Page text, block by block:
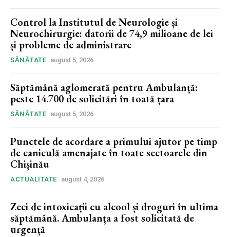
Control la Institutul de Neurologie și
Neurochirurgie: datorii de 74,9 milioane de lei
și probleme de administrare
SĂNĂTATE august 5, 2026
Săptămână aglomerată pentru Ambulanță:
peste 14.700 de solicitări în toată țara
SĂNĂTATE august 5, 2026
Punctele de acordare a primului ajutor pe timp
de caniculă amenajate în toate sectoarele din
Chișinău
ACTUALITATE august 4, 2026
Zeci de intoxicații cu alcool și droguri în ultima
săptămână. Ambulanța a fost solicitată de
urgență